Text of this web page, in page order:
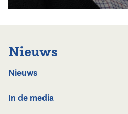
Nieuws
Nieuws
In de media